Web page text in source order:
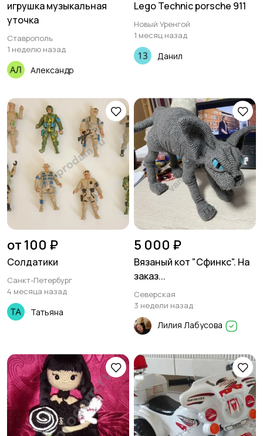
игрушка музыкальная
уточка
Ставрополь
1 неделю назад
Александр
Lego Technic porsche 911
Новый Уренгой
1 месяц назад
Данил
от 100 ₽
Солдатики
Санкт-Петербург
4 месяца назад
Татьяна
5 000 ₽
Вязаный кот "Сфинкс". На
заказ...
Северская
3 недели назад
Лилия Лабусова